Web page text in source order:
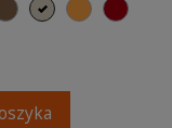
niebieski
brązowy
beżowy